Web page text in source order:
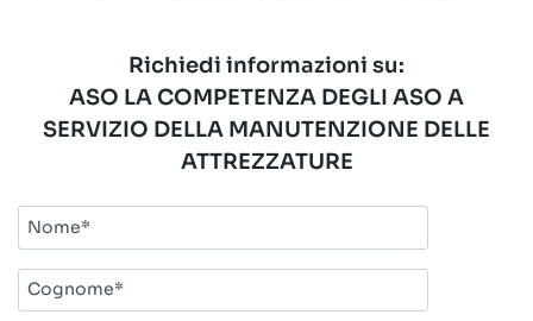
Richiedi informazioni su:
ASO LA COMPETENZA DEGLI ASO A
SERVIZIO DELLA MANUTENZIONE DELLE
ATTREZZATURE
Nome*
Cognome*